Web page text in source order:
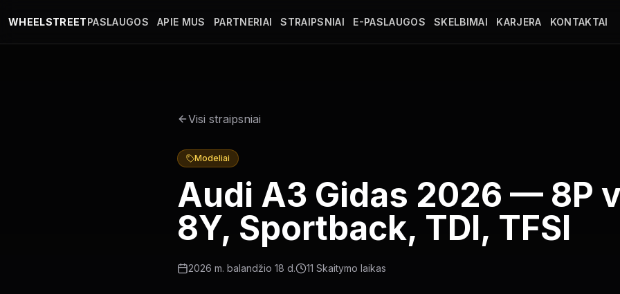
WHEELSTREETPASLAUGOS APIE MUS PARTNERIAI STRAIPSNIAI E-PASLAUGOS SKELBIMAI KARJERA KONTAKTAI
Visi straipsniai
Modeliai
Audi A3 Gidas 2026 — 8P
8Y, Sportback, TDI, TFSI
2026 m. balandžio 18 d. 11 Skaitymo laikas